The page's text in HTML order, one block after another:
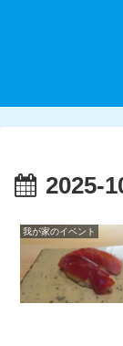
2025-
我が家のイベント